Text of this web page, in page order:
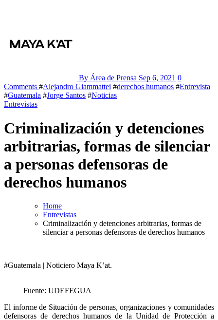
By Área de Prensa Sep 6, 2021 0
Comments #Alejandro Giammattei #derechos humanos #Entrevista
#Guatemala #Jorge Santos #Noticias
Entrevistas
Criminalización y detenciones
arbitrarias, formas de silenciar
a personas defensoras de
derechos humanos
Home
Entrevistas
Criminalización y detenciones arbitrarias, formas de
silenciar a personas defensoras de derechos humanos
#Guatemala | Noticiero Maya K’at.
Fuente: UDEFEGUA
El informe de Situación de personas, organizaciones y comunidades
defensoras de derechos humanos de la Unidad de Protección a